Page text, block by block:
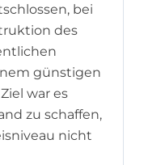
bei
des
günstigen
war es
zu schaffen,
nicht